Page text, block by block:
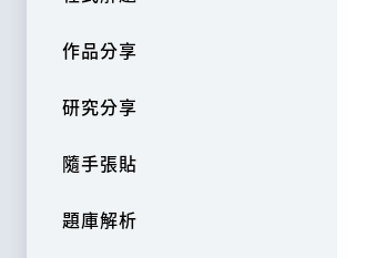
作品分享
研究分享
隨手張貼
題庫解析